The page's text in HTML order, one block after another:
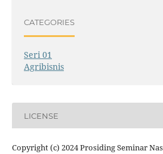
CATEGORIES
Seri 01
Agribisnis
LICENSE
Copyright (c) 2024 Prosiding Seminar